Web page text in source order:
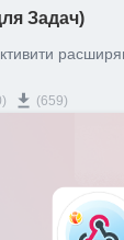
Задач)
(659)